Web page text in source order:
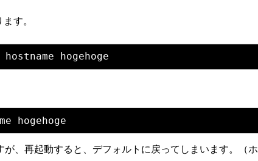
す。
、再起動すると、デフォルトに戻ってしまいます。（ホ